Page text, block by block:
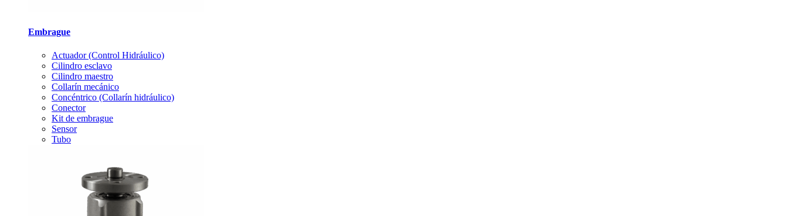
Embrague
Actuador (Control Hidráulico)
Cilindro esclavo
Cilindro maestro
Collarín mecánico
Concéntrico (Collarín hidráulico)
Conector
Kit de embrague
Sensor
Tubo